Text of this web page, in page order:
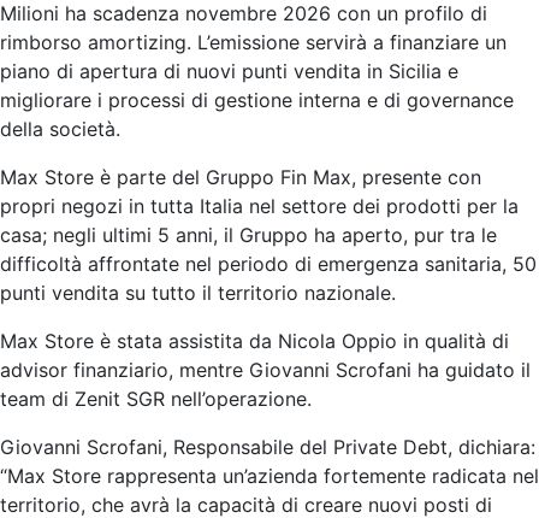
Milioni ha scadenza novembre 2026 con un profilo di
rimborso amortizing. L’emissione servirà a finanziare un
piano di apertura di nuovi punti vendita in Sicilia e
migliorare i processi di gestione interna e di governance
della società.
Max Store è parte del Gruppo Fin Max, presente con
propri negozi in tutta Italia nel settore dei prodotti per la
casa; negli ultimi 5 anni, il Gruppo ha aperto, pur tra le
difficoltà affrontate nel periodo di emergenza sanitaria, 50
punti vendita su tutto il territorio nazionale.
Max Store è stata assistita da Nicola Oppio in qualità di
advisor finanziario, mentre Giovanni Scrofani ha guidato il
team di Zenit SGR nell’operazione.
Giovanni Scrofani, Responsabile del Private Debt, dichiara:
“Max Store rappresenta un’azienda fortemente radicata nel
territorio, che avrà la capacità di creare nuovi posti di